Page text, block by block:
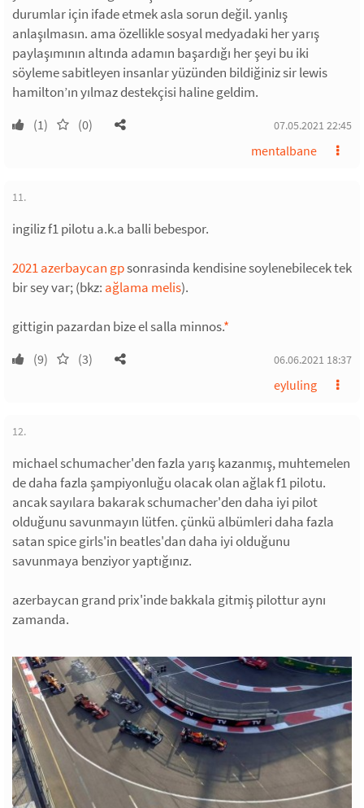
durumlar için ifade etmek asla sorun değil. yanlış
anlaşılmasın. ama özellikle sosyal medyadaki her yarış
paylaşımının altında adamın başardığı her şeyi bu iki
söyleme sabitleyen insanlar yüzünden bildiğiniz sir lewis
hamilton’ın yılmaz destekçisi haline geldim.
(1) (0) 07.05.2021 22:45
mentalbane
11.
ingiliz f1 pilotu a.k.a balli bebespor.
2021 azerbaycan gpsonrasinda kendisine soylenebilecek tek
bir sey var; (bkz: ağlama melis).
gittigin pazardan bize el salla minnos.*
(9) (3) 06.06.2021 18:37
eyluling
12.
michael schumacher'den fazla yarış kazanmış, muhtemelen
de daha fazla şampiyonluğu olacak olan ağlak f1 pilotu.
ancak sayılara bakarak schumacher'den daha iyi pilot
olduğunu savunmayın lütfen. çünkü albümleri daha fazla
satan spice girls'in beatles'dan daha iyi olduğunu
savunmaya benziyor yaptığınız.
azerbaycan grand prix'inde bakkala gitmiş pilottur aynı
zamanda.